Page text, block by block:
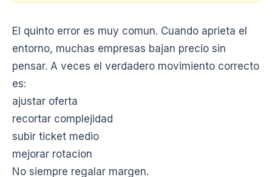
El quinto error es muy comun. Cuando aprieta el
entorno, muchas empresas bajan precio sin
pensar. A veces el verdadero movimiento correcto
es:
ajustar oferta
recortar complejidad
subir ticket medio
mejorar rotacion
No siempre regalar margen.